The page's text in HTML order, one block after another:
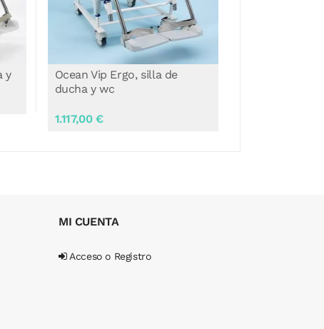
Ocean Dual Vip Ergo, silla de
ducha y wc
1.289,00 €
MI CUENTA
Acceso o Registro